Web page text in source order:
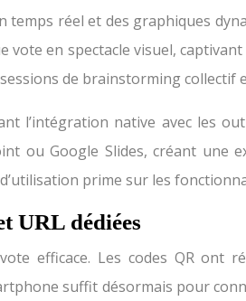
temps réel et des graphiques
en spectacle visuel,
de brainstorming collectif
l’intégration native avec les
ou Google Slides, créant
prime sur les
URL dédiées
efficace. Les codes QR
suffit désormais pour